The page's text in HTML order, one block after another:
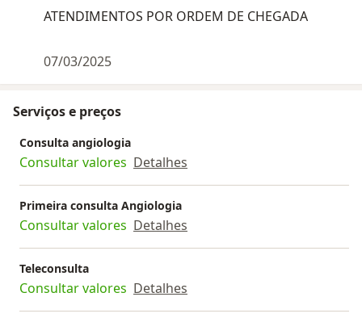
ATENDIMENTOS POR ORDEM DE CHEGADA
07/03/2025
Serviços e preços
Consulta angiologia
Consultar valores Detalhes
Primeira consulta Angiologia
Consultar valores Detalhes
Teleconsulta
Consultar valores Detalhes